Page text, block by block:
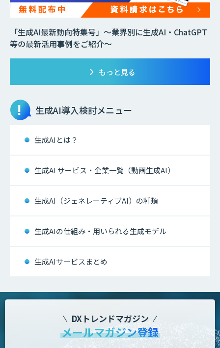
「生成AI最新動向特集号」～業界別に生成AI・ChatGPT
等の最新活用事例をご紹介～
もっと見る
生成AI導入検討メニュー
生成AIとは？
生成AI サービス・企業一覧（動画生成AI）
生成AI（ジェネレーティブAI）の種類
生成AIの仕組み・用いられる生成モデル
生成AIサービスまとめ
DXトレンドマガジン
メールマガジン登録